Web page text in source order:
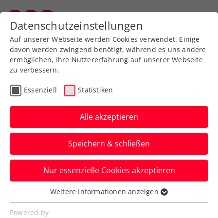
Zurück zur Newsübersicht
Turniere
Upper Austria Ladies
Linz: Ostapenko
komplettiert Top-
Teilnehmerinnenfeld
Mit der Baltin beehrt eine weitere Top-
Ten-Spielerin die Premierenausgabe des
WTA-500-Turniers.
Datenschutzeinstellungen
Auf unserer Webseite werden Cookies verwendet. Einige
davon werden zwingend benötigt, während es uns andere
ermöglichen, Ihre Nutzererfahrung auf unserer Webseite
zu verbessern.
Essenziell Statistiken
Alle akzeptieren
Speichern & schließen
Nur essenzielle Cookies akzeptieren
Essenziell
Essenzielle Cookies werden für grundlegende
Weitere Informationen anzeigen
Powered by